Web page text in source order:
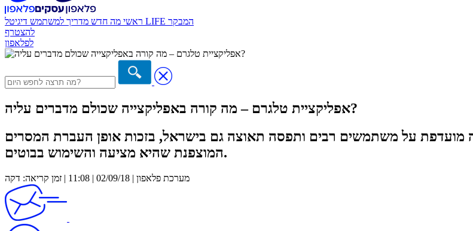
ראשי מה חדש מדריך למשתמש דיגיטל LIFE המבקר
להצטרף
לפלאפון
אפליקציית טלגרם – מה קורה באפליקצייה שכולם מדברים עליה?
מועדפת על משתמשים רבים ותפסה תאוצה גם בישראל, בזכות אופן העברת המסרים
המוצפנת שהיא מציעה והשימוש בבוטים.
מערכת פלאפון | 02/09/18 | 11:08 | זמן קריאה: דקה